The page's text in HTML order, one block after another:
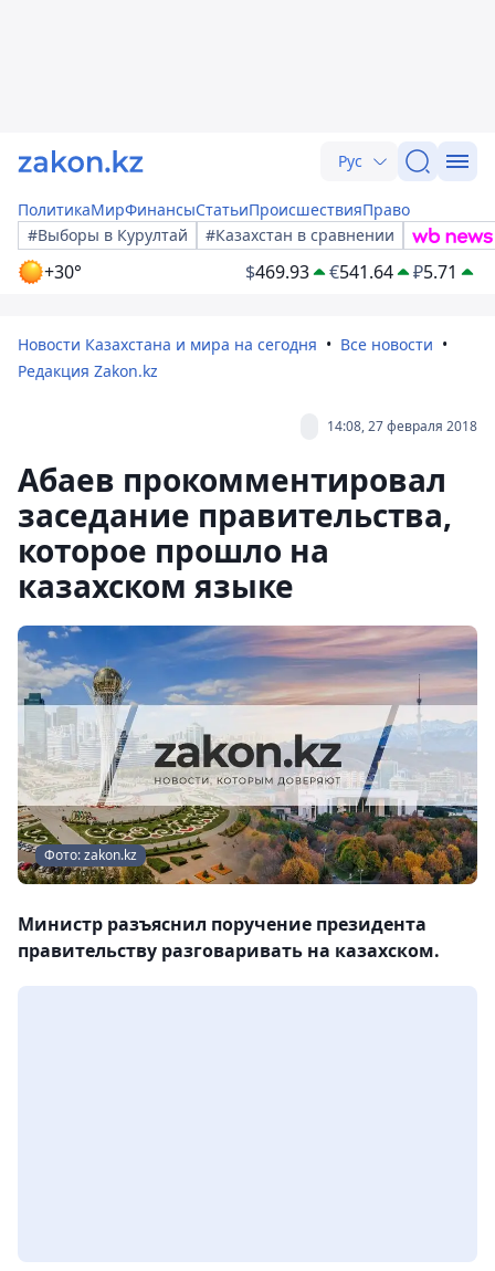
Рус
ПолитикаМирФинансыСтатьиПроисшествияПраво
#Выборы в Курултай
#Казахстан в сравнении
+30° $469.93 €541.64 ₽5.71
Новости Казахстана и мира на сегодня
Все новости
Редакция Zakon.kz
14:08, 27 февраля 2018
Абаев прокомментировал
заседание правительства,
которое прошло на
казахском языке
Фото: zakon.kz
Министр разъяснил поручение президента
правительству разговаривать на казахском.